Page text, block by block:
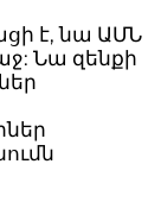
է, նա ԱՄՆ
Նա զենքի